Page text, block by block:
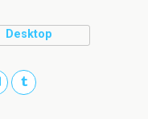
Desktop